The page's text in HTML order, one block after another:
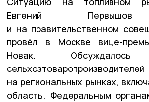
Евгений
и на правительственном
провёл в Москве вице-
Новак. Обсуждалось
на региональных рынках,
область. Федеральным